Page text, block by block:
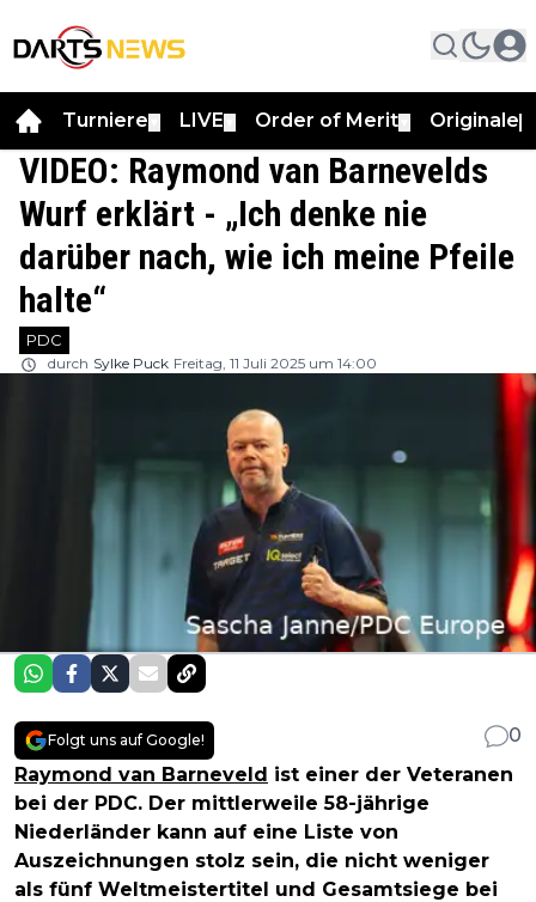
Turniere LIVE Order of Merit Originale
VIDEO: Raymond van Barnevelds
Wurf erklärt - „Ich denke nie
darüber nach, wie ich meine Pfeile
halte“
PDC
durch Sylke Puck Freitag, 11 Juli 2025 um 14:00
Folgt uns auf Google!
0
Raymond van Barneveld ist einer der Veteranen
bei der PDC. Der mittlerweile 58-jährige
Niederländer kann auf eine Liste von
Auszeichnungen stolz sein, die nicht weniger
als fünf Weltmeistertitel und Gesamtsiege bei